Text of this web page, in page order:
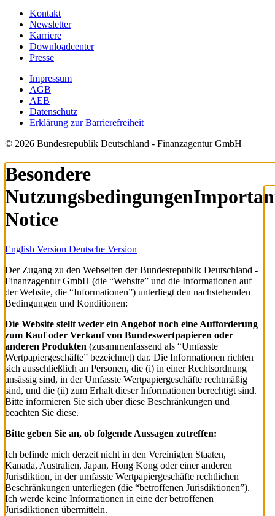
Kontakt
Newsletter
Karriere
Downloadcenter
Presse
Impressum
AGB
AEB
Datenschutz
Erklärung zur Barrierefreiheit
© 2026 Bundesrepublik Deutschland - Finanzagentur GmbH
Besondere
Nutzungsbedingungen
Notice
English Version Deutsche Version
Der Zugang zu den Webseiten der Bundesrepublik Deutschland -
Finanzagentur GmbH (die “Website” und die Informationen auf
der Website, die “Informationen”) unterliegt den nachstehenden
Bedingungen und Konditionen:
Die Website stellt weder ein Angebot noch eine Aufforderung
zum Kauf oder Verkauf von Bundeswertpapieren oder
anderen Produkten (zusammenfassend als “Umfasste
Wertpapiergeschäfte” bezeichnet) dar. Die Informationen richten
sich ausschließlich an Personen, die (i) in einer Rechtsordnung
ansässig sind, in der Umfasste Wertpapiergeschäfte rechtmäßig
sind, und die (ii) zum Erhalt dieser Informationen berechtigt sind.
Bitte informieren Sie sich über diese Beschränkungen und
beachten Sie diese.
Bitte geben Sie an, ob folgende Aussagen zutreffen:
Ich befinde mich derzeit nicht in den Vereinigten Staaten,
Kanada, Australien, Japan, Hong Kong oder einer anderen
Jurisdiktion, in der umfasste Wertpapiergeschäfte rechtlichen
Beschränkungen unterliegen (die “betroffenen Jurisdiktionen”).
Ich werde keine Informationen in eine der betroffenen
Jurisdiktionen übermitteln.